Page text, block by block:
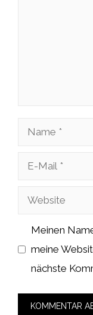
Name
Website
Meinen
meine
nächste